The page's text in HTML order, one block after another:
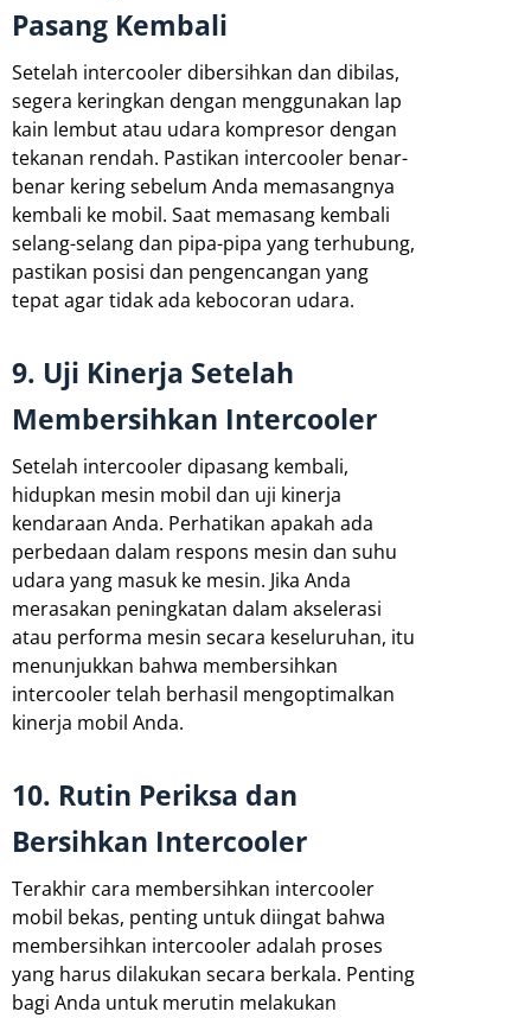
Pasang Kembali
Setelah intercooler dibersihkan dan dibilas,
segera keringkan dengan menggunakan lap
kain lembut atau udara kompresor dengan
tekanan rendah. Pastikan intercooler benar-
benar kering sebelum Anda memasangnya
kembali ke mobil. Saat memasang kembali
selang-selang dan pipa-pipa yang terhubung,
pastikan posisi dan pengencangan yang
tepat agar tidak ada kebocoran udara.
9. Uji Kinerja Setelah
Membersihkan Intercooler
Setelah intercooler dipasang kembali,
hidupkan mesin mobil dan uji kinerja
kendaraan Anda. Perhatikan apakah ada
perbedaan dalam respons mesin dan suhu
udara yang masuk ke mesin. Jika Anda
merasakan peningkatan dalam akselerasi
atau performa mesin secara keseluruhan, itu
menunjukkan bahwa membersihkan
intercooler telah berhasil mengoptimalkan
kinerja mobil Anda.
10. Rutin Periksa dan
Bersihkan Intercooler
Terakhir cara membersihkan intercooler
mobil bekas, penting untuk diingat bahwa
membersihkan intercooler adalah proses
yang harus dilakukan secara berkala. Penting
bagi Anda untuk merutin melakukan